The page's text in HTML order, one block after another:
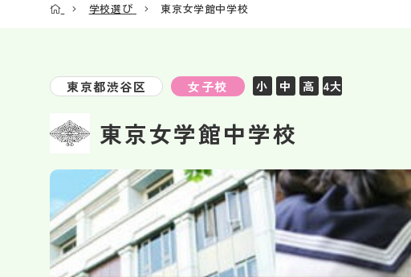
学校選び 東京女学館中学校
東京都渋谷区 女子校 小 中 高 4大
東京女学館中学校